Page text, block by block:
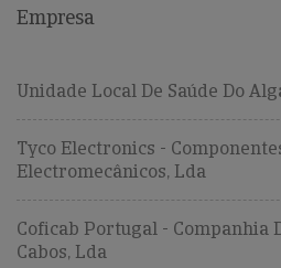
Empresa
Unidade Local De Saúde Do
Tyco Electronics -
Electromecânicos, Lda
Coficab Portugal - Companhia
Cabos, Lda